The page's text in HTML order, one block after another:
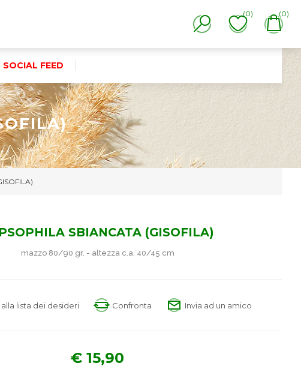
(0) (0)
SOCIAL FEED
SBIANCATA (GISOFILA)
mazzo 80/90 gr. - altezza c.a. 40/45 cm
lista dei desideri Confronta Invia ad un amico
€ 15,90